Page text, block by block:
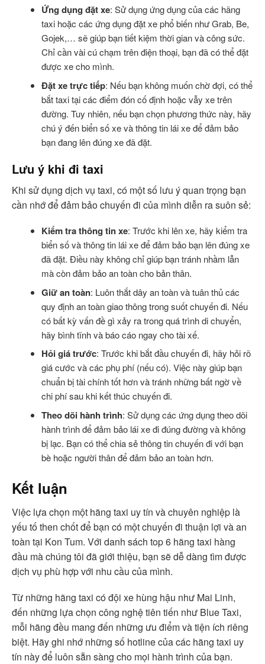
Ứng dụng đặt xe: Sử dụng ứng dụng của các hãng
taxi hoặc các ứng dụng đặt xe phổ biến như Grab, Be,
Gojek,… sẽ giúp bạn tiết kiệm thời gian và công sức.
Chỉ cần vài cú chạm trên điện thoại, bạn đã có thể đặt
được xe cho mình.
Đặt xe trực tiếp: Nếu bạn không muốn chờ đợi, có thể
bắt taxi tại các điểm đón cố định hoặc vẫy xe trên
đường. Tuy nhiên, nếu bạn chọn phương thức này, hãy
chú ý đến biển số xe và thông tin lái xe để đảm bảo
bạn đang lên đúng xe đã đặt.
Lưu ý khi đi taxi
Khi sử dụng dịch vụ taxi, có một số lưu ý quan trọng bạn
cần nhớ để đảm bảo chuyến đi của mình diễn ra suôn sẻ:
Kiểm tra thông tin xe: Trước khi lên xe, hãy kiểm tra
biển số và thông tin lái xe để đảm bảo bạn lên đúng xe
đã đặt. Điều này không chỉ giúp bạn tránh nhầm lẫn
mà còn đảm bảo an toàn cho bản thân.
Giữ an toàn: Luôn thắt dây an toàn và tuân thủ các
quy định an toàn giao thông trong suốt chuyến đi. Nếu
có bất kỳ vấn đề gì xảy ra trong quá trình di chuyển,
hãy bình tĩnh và báo cáo ngay cho tài xế.
Hỏi giá trước: Trước khi bắt đầu chuyến đi, hãy hỏi rõ
giá cước và các phụ phí (nếu có). Việc này giúp bạn
chuẩn bị tài chính tốt hơn và tránh những bất ngờ về
chi phí sau khi kết thúc chuyến đi.
Theo dõi hành trình: Sử dụng các ứng dụng theo dõi
hành trình để đảm bảo lái xe đi đúng đường và không
bị lạc. Bạn có thể chia sẻ thông tin chuyến đi với bạn
bè hoặc người thân để đảm bảo an toàn hơn.
Kết luận
Việc lựa chọn một hãng taxi uy tín và chuyên nghiệp là
yếu tố then chốt để bạn có một chuyến đi thuận lợi và an
toàn tại Kon Tum. Với danh sách top 6 hãng taxi hàng
đầu mà chúng tôi đã giới thiệu, bạn sẽ dễ dàng tìm được
dịch vụ phù hợp với nhu cầu của mình.
Từ những hãng taxi có đội xe hùng hậu như Mai Linh,
đến những lựa chọn công nghệ tiên tiến như Blue Taxi,
mỗi hãng đều mang đến những ưu điểm và tiện ích riêng
biệt. Hãy ghi nhớ những số hotline của các hãng taxi uy
tín này để luôn sẵn sàng cho mọi hành trình của bạn.